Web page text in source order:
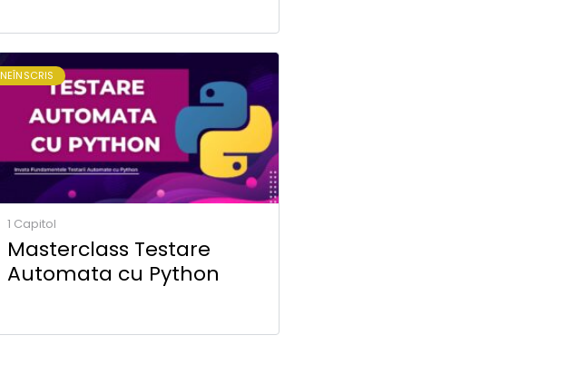
NEÎNSCRIS
1 Capitol
Masterclass Testare
Automata cu Python